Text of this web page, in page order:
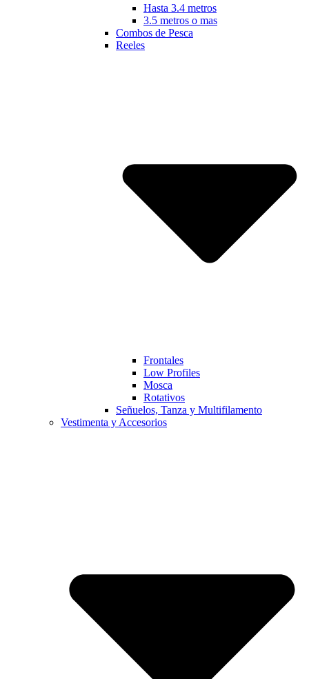
Hasta 3.4 metros
3.5 metros o mas
Combos de Pesca
Reeles
Frontales
Low Profiles
Mosca
Rotativos
Señuelos, Tanza y Multifilamento
Vestimenta y Accesorios